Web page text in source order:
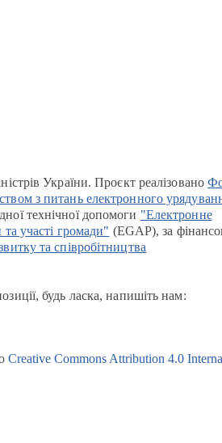
України. Проєкт реалізовано
з питань електронного
технічної допомоги "Електронне
та участі громади" (EGAP), за
та співробітництва
будь ласка, напишіть нам:
Creative Commons Attribution 4.0